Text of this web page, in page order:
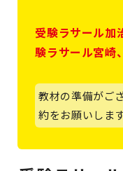
受験ラサール加
験ラサール宮崎
教材の準備がご
約をお願いします